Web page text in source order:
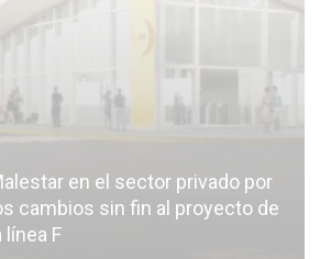
en el sector privado por
cambios sin fin al proyecto de
línea F